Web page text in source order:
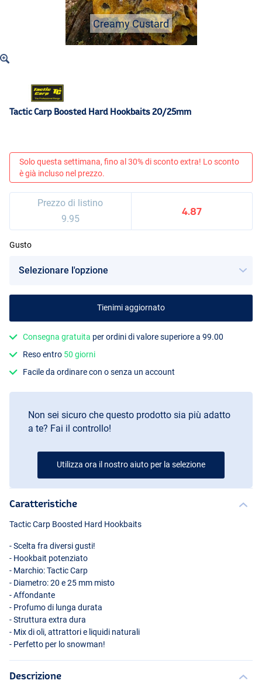
Creamy Custard
Creamy Custard
Tactic Carp Boosted Hard Hookbaits 20/25mm
Solo questa settimana, fino al 30% di sconto extra! Lo sconto
è già incluso nel prezzo.
Prezzo di listino
9.95
4.87
Gusto
Tienimi aggiornato
Consegna gratuita per ordini di valore superiore a 99.00
Reso entro 50 giorni
Facile da ordinare con o senza un account
Non sei sicuro che questo prodotto sia più adatto
a te? Fai il controllo!
Utilizza ora il nostro aiuto per la selezione
Caratteristiche
Tactic Carp Boosted Hard Hookbaits
- Scelta fra diversi gusti!
- Hookbait potenziato
- Marchio: Tactic Carp
- Diametro: 20 e 25 mm misto
- Affondante
- Profumo di lunga durata
- Struttura extra dura
- Mix di oli, attrattori e liquidi naturali
- Perfetto per lo snowman!
Descrizione